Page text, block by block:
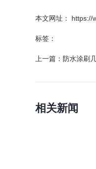
本文网址： https://
标签：
上一篇： 防水涂刷
相关新闻